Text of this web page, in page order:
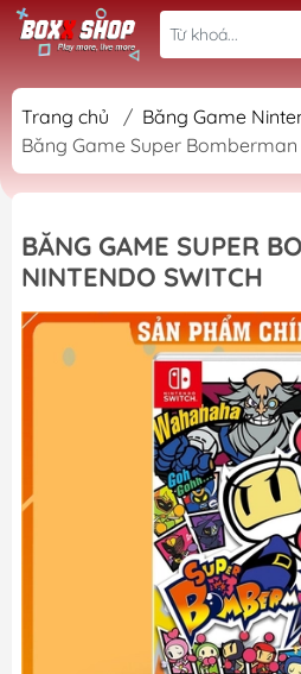
Trang chủ / Băng Game
Băng Game Super Bomberman
BĂNG GAME SUPER
NINTENDO SWITCH